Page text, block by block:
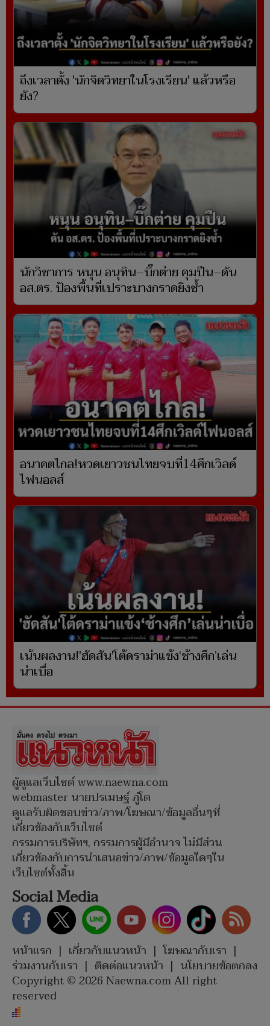
ถึงเวลาตั้ง 'นักจิตวิทยาในโรงเรียน' แล้วหรือ
ยัง?
นักวิชาการ หนุน อนุทิน–บิ๊กต่าย คุมปืน–ดัน
อส.ตร. ป้องพื้นที่เปราะบางกราดยิงซ้ำ
อนาคตไกล!หวดเยาวชนไทยจบที่14ศึกเวิลด์
ไฟนอลส์
เน้นผลงาน!'ฮัดสัน'โต้ดราม่าแข้ง‘ช้างศึก’เล่น
น่าเบื่อ
ผู้ดูแลเว็บไซต์ www.naewna.com
webmaster นายปรเมษฐ์ ภู่โต
ดูแลรับผิดชอบข่าว/ภาพ/โฆษณา/ข้อมูลอื่นๆที่
เกี่ยวข้องกับเว็บไซต์
กรรมการบริษัทฯ, กรรมการผู้มีอำนาจ ไม่มีส่วน
เกี่ยวข้องกับการนำเสนอข่าว/ภาพ/ข้อมูลใดๆใน
เว็บไซต์ทั้งสิ้น
Social Media
หน้าแรก | เกี่ยวกับแนวหน้า | โฆษณากับเรา |
ร่วมงานกับเรา | ติดต่อแนวหน้า | นโยบายข้อตกลง
Copyright © 2026 Naewna.com All right
reserved